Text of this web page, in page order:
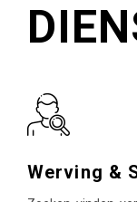
Werving &